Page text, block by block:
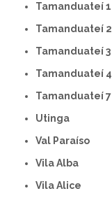
Tamanduateí 1
Tamanduateí 2
Tamanduateí 3
Tamanduateí 4
Tamanduateí 7
Utinga
Val Paraíso
Vila Alba
Vila Alice